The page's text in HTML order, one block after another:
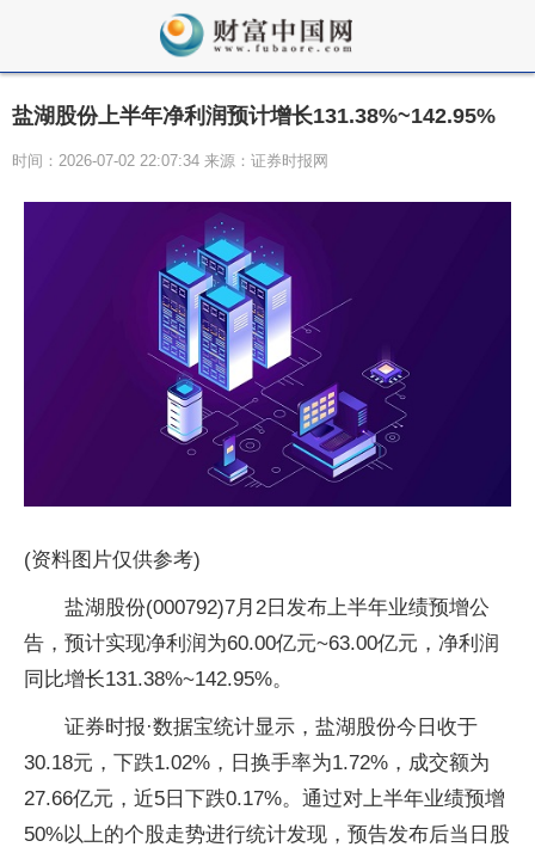
盐湖股份上半年净利润预计增长131.38%~142.95%
时间：2026-07-02 22:07:34 来源：证券时报网
(资料图片仅供参考)
盐湖股份(000792)7月2日发布上半年业绩预增公
告，预计实现净利润为60.00亿元~63.00亿元，净利润
同比增长131.38%~142.95%。
证券时报·数据宝统计显示，盐湖股份今日收于
30.18元，下跌1.02%，日换手率为1.72%，成交额为
27.66亿元，近5日下跌0.17%。通过对上半年业绩预增
50%以上的个股走势进行统计发现，预告发布后当日股